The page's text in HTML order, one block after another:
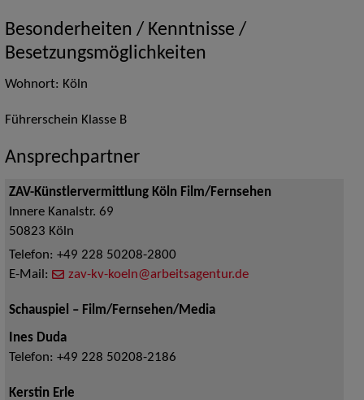
Besonderheiten / Kenntnisse /
Besetzungsmöglichkeiten
Wohnort: Köln
Führerschein Klasse B
Ansprechpartner
ZAV-Künstlervermittlung Köln Film/Fernsehen
Innere Kanalstr. 69
50823 Köln
Telefon: +49 228 50208-2800
E-Mail:
zav-kv-koeln@arbeitsagentur.de
Schauspiel – Film/Fernsehen/Media
Ines Duda
Telefon: +49 228 50208-2186
Kerstin Erle